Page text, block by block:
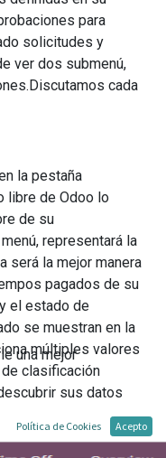
para
solicitudes y
ver dos submenú,
cada
la pestaña
libre de Odoo lo
de su
representará la
será la mejor manera
pagados de su
el estado de
se muestran en la
múltiples valores
clasificación
sus datos
una mejor
Política de Cookies Acepto